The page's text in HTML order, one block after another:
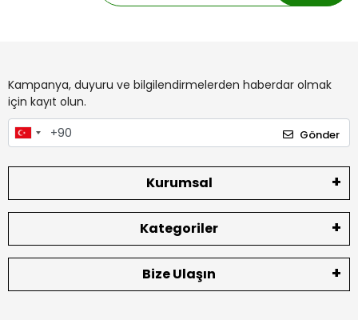
Kampanya, duyuru ve bilgilendirmelerden haberdar olmak
için kayıt olun.
Gönder
Kurumsal
Kategoriler
Bize Ulaşın